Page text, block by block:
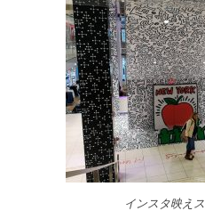
インスタ映え